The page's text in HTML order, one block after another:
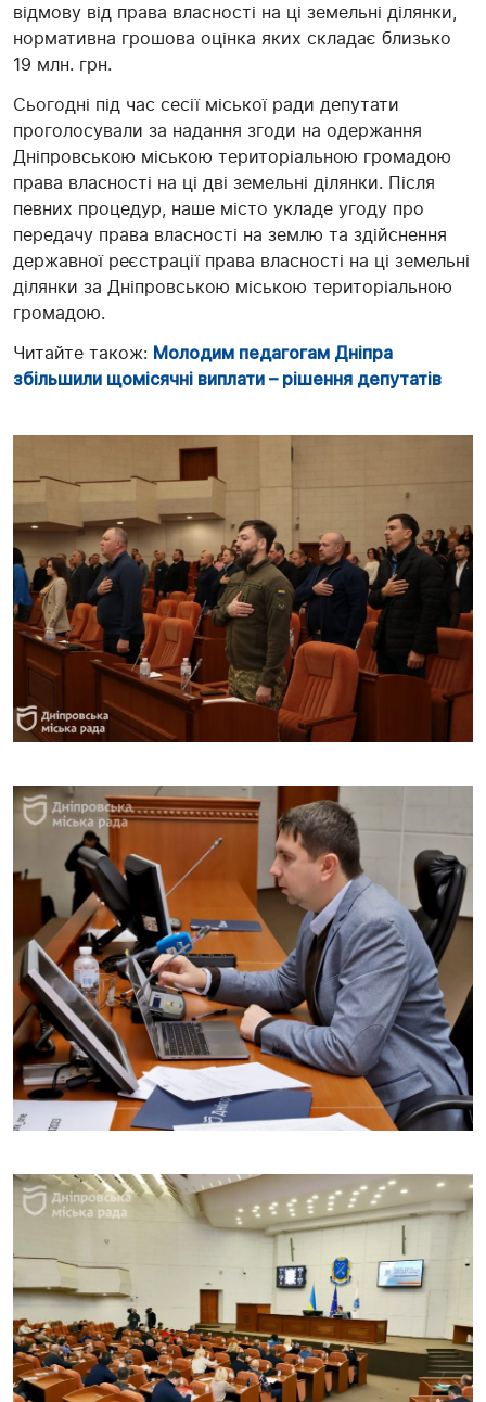
відмову від права власності на ці земельні ділянки,
нормативна грошова оцінка яких складає близько
19 млн. грн.
Сьогодні під час сесії міської ради депутати
проголосували за надання згоди на одержання
Дніпровською міською територіальною громадою
права власності на ці дві земельні ділянки. Після
певних процедур, наше місто укладе угоду про
передачу права власності на землю та здійснення
державної реєстрації права власності на ці земельні
ділянки за Дніпровською міською територіальною
громадою.
Читайте також: Молодим педагогам Дніпра
збільшили щомісячні виплати – рішення депутатів